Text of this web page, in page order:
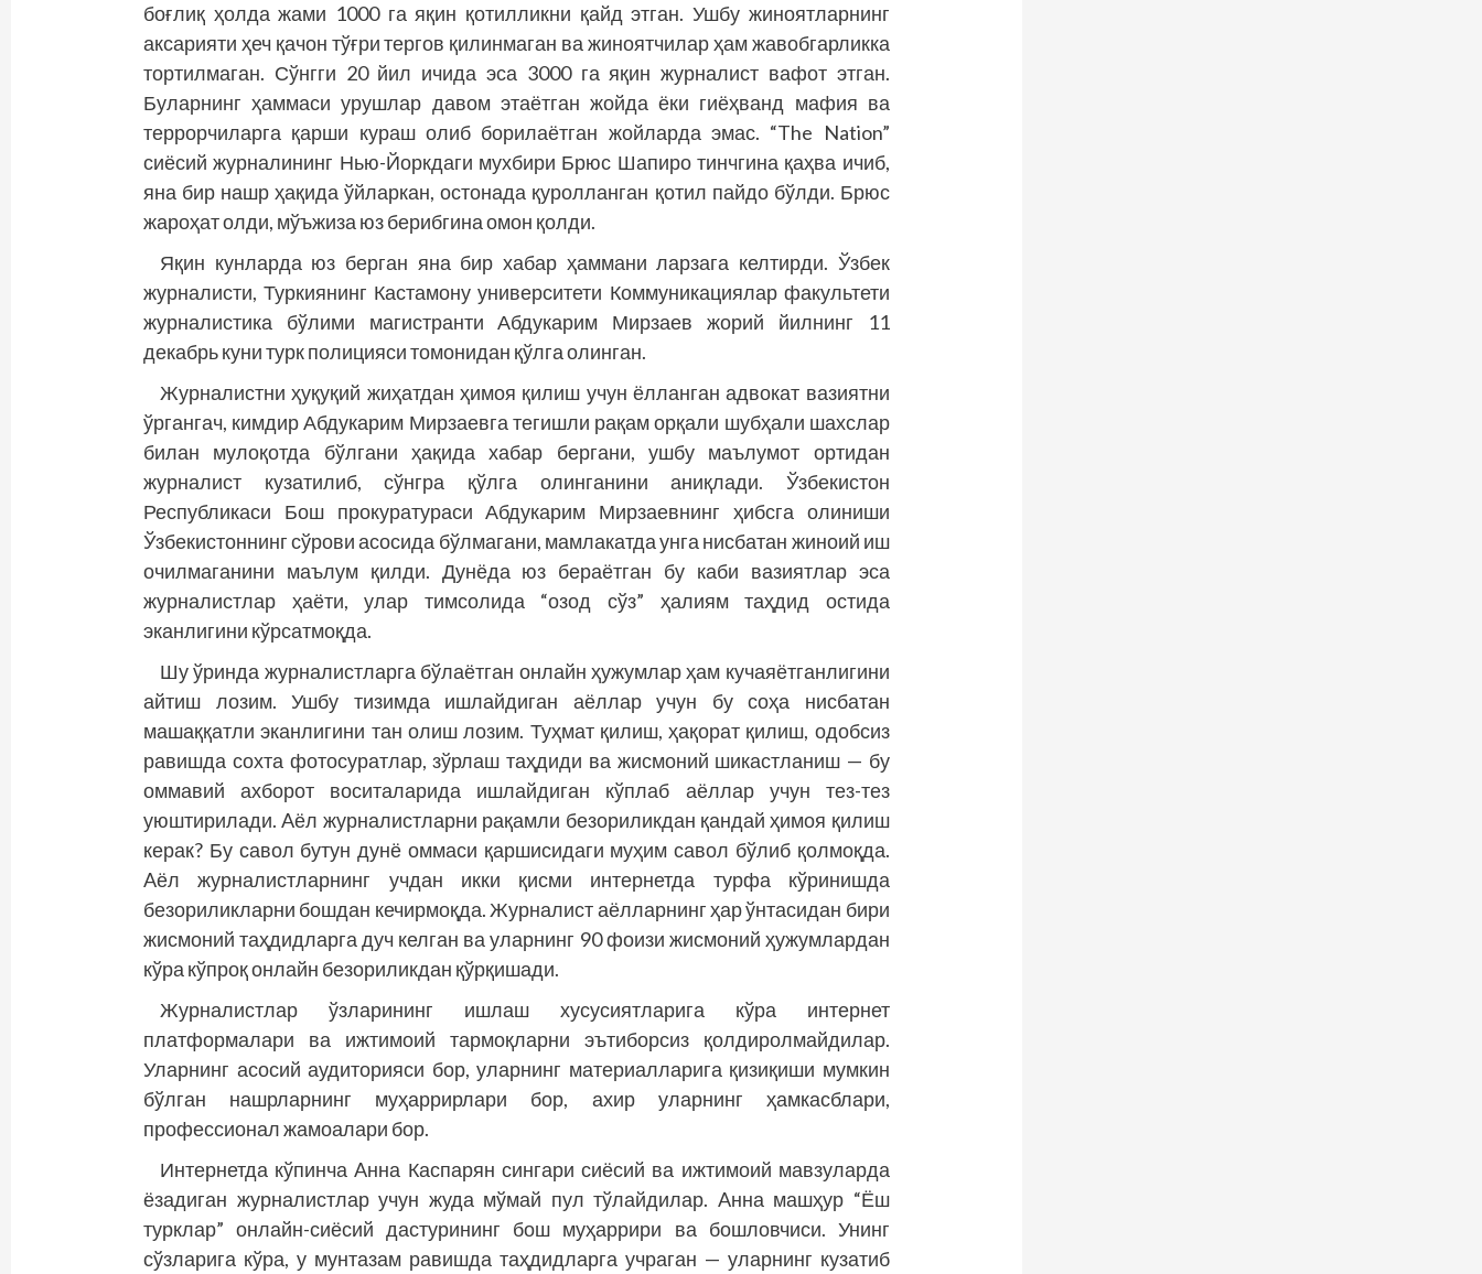
боғлиқ ҳолда жами 1000 га яқин қотилликни қайд этган. Ушбу жиноятларнинг
аксарияти ҳеч қачон тўғри тергов қилинмаган ва жиноятчилар ҳам жавобгарликка
тортилмаган. Сўнгги 20 йил ичида эса 3000 га яқин журналист вафот этган.
Буларнинг ҳаммаси урушлар давом этаётган жойда ёки гиёҳванд мафия ва
террорчиларга қарши кураш олиб борилаётган жойларда эмас. “The Nation”
сиёсий журналининг Нью-Йоркдаги мухбири Брюс Шапиро тинчгина қаҳва ичиб,
яна бир нашр ҳақида ўйларкан, остонада қуролланган қотил пайдо бўлди. Брюс
жароҳат олди, мўъжиза юз берибгина омон қолди.
Яқин кунларда юз берган яна бир хабар ҳаммани ларзага келтирди. Ўзбек
журналисти, Туркиянинг Кастамону университети Коммуникациялар факультети
журналистика бўлими магистранти Абдукарим Мирзаев жорий йилнинг 11
декабрь куни турк полицияси томонидан қўлга олинган.
Журналистни ҳуқуқий жиҳатдан ҳимоя қилиш учун ёлланган адвокат вазиятни
ўргангач, кимдир Абдукарим Мирзаевга тегишли рақам орқали шубҳали шахслар
билан мулоқотда бўлгани ҳақида хабар бергани, ушбу маълумот ортидан
журналист кузатилиб, сўнгра қўлга олинганини аниқлади. Ўзбекистон
Республикаси Бош прокуратураси Абдукарим Мирзаевнинг ҳибсга олиниши
Ўзбекистоннинг сўрови асосида бўлмагани, мамлакатда унга нисбатан жиноий иш
очилмаганини маълум қилди. Дунёда юз бераётган бу каби вазиятлар эса
журналистлар ҳаёти, улар тимсолида “озод сўз” ҳалиям таҳдид остида
эканлигини кўрсатмоқда.
Шу ўринда журналистларга бўлаётган онлайн ҳужумлар ҳам кучаяётганлигини
айтиш лозим. Ушбу тизимда ишлайдиган аёллар учун бу соҳа нисбатан
машаққатли эканлигини тан олиш лозим. Туҳмат қилиш, ҳақорат қилиш, одобсиз
равишда сохта фотосуратлар, зўрлаш таҳдиди ва жисмоний шикастланиш — бу
оммавий ахборот воситаларида ишлайдиган кўплаб аёллар учун тез-тез
уюштирилади. Aёл журналистларни рақамли безориликдан қандай ҳимоя қилиш
керак? Бу савол бутун дунё оммаси қаршисидаги муҳим савол бўлиб қолмоқда.
Aёл журналистларнинг учдан икки қисми интернетда турфа кўринишда
безориликларни бошдан кечирмоқда. Журналист аёлларнинг ҳар ўнтасидан бири
жисмоний таҳдидларга дуч келган ва уларнинг 90 фоизи жисмоний ҳужумлардан
кўра кўпроқ онлайн безориликдан қўрқишади.
Журналистлар ўзларининг ишлаш хусусиятларига кўра интернет
платформалари ва ижтимоий тармоқларни эътиборсиз қолдиролмайдилар.
Уларнинг асосий аудиторияси бор, уларнинг материалларига қизиқиши мумкин
бўлган нашрларнинг муҳаррирлари бор, ахир уларнинг ҳамкасблари,
профессионал жамоалари бор.
Интернетда кўпинча Aнна Каспарян сингари сиёсий ва ижтимоий мавзуларда
ёзадиган журналистлар учун жуда мўмай пул тўлайдилар. Aнна машҳур “Ёш
турклар” онлайн-сиёсий дастурининг бош муҳаррири ва бошловчиси. Унинг
сўзларига кўра, у мунтазам равишда таҳдидларга учраган — уларнинг кузатиб